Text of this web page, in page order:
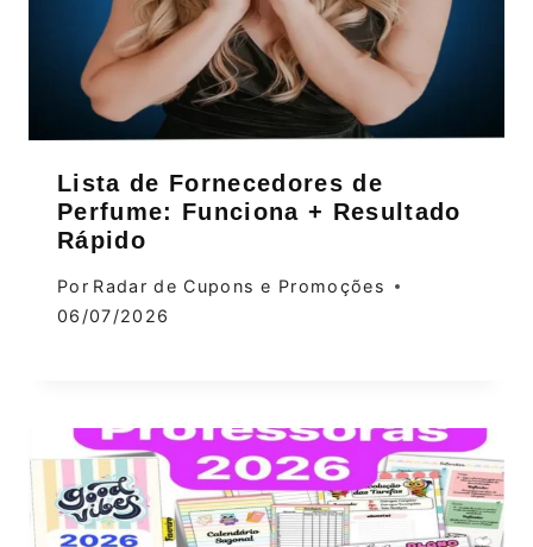
Lista de Fornecedores de
Perfume: Funciona + Resultado
Rápido
Por Radar de Cupons e Promoções
06/07/2026